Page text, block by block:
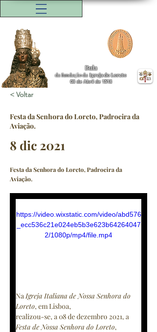
Bula
da fundação da Igreja do Loreto
08 de Abril de 1518
< Voltar
Festa da Senhora do Loreto, Padroeira da
Aviação.
8 dic 2021
Festa da Senhora do Loreto, Padroeira da
Aviação.
https://video.wixstatic.com/video/abd576
_ecc536c21e024eb5b3e623b64264047
2/1080p/mp4/file.mp4
Na Igreja Italiana de Nossa Senhora do
Loreto, em Lisboa,
realizou-se, a 08 de dezembro 2021, a
Festa de Nossa Senhora do Loreto,